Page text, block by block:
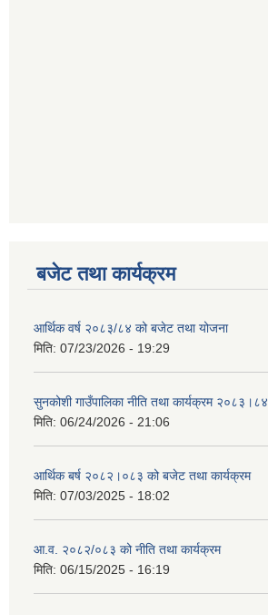
बजेट तथा कार्यक्रम
आर्थिक वर्ष २०८३/८४ को बजेट तथा योजना
मिति: 07/23/2026 - 19:29
सुनकोशी गाउँपालिका नीति तथा कार्यक्रम २०८३।८४
मिति: 06/24/2026 - 21:06
आर्थिक बर्ष २०८२।०८३ को बजेट तथा कार्यक्रम
मिति: 07/03/2025 - 18:02
आ.व. २०८२/०८३ को नीति तथा कार्यक्रम
मिति: 06/15/2025 - 16:19